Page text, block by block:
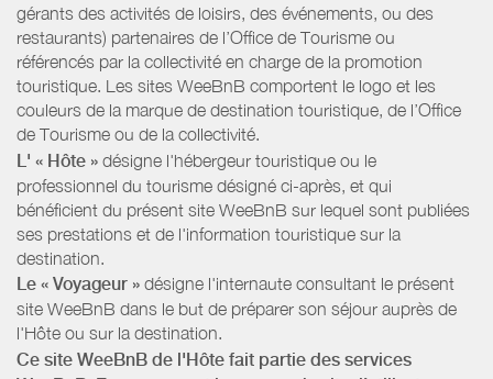
gérants des activités de loisirs, des événements, ou des
restaurants) partenaires de l’Office de Tourisme ou
référencés par la collectivité en charge de la promotion
touristique. Les sites WeeBnB comportent le logo et les
couleurs de la marque de destination touristique, de l’Office
de Tourisme ou de la collectivité.
L' « Hôte » désigne l'hébergeur touristique ou le
professionnel du tourisme désigné ci-après, et qui
bénéficient du présent site WeeBnB sur lequel sont publiées
ses prestations et de l'information touristique sur la
destination.
Le « Voyageur » désigne l'internaute consultant le présent
site WeeBnB dans le but de préparer son séjour auprès de
l'Hôte ou sur la destination.
Ce site WeeBnB de l'Hôte fait partie des services